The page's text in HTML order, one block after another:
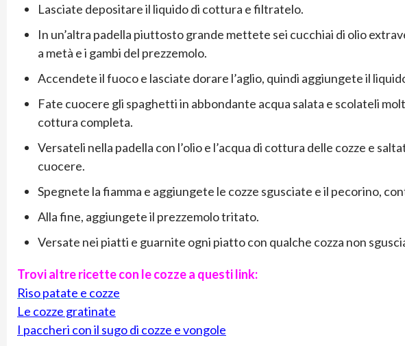
Lasciate depositare il liquido di cottura e filtratelo.
In un’altra padella piuttosto grande mettete sei cucchiai di olio
a metà e i gambi del prezzemolo.
Accendete il fuoco e lasciate dorare l’aglio, quindi aggiungete il
Fate cuocere gli spaghetti in abbondante acqua salata e scolateli
cottura completa.
Versateli nella padella con l’olio e l’acqua di cottura delle cozze e
cuocere.
Spegnete la fiamma e aggiungete le cozze sgusciate e il pecorino,
Alla fine, aggiungete il prezzemolo tritato.
Versate nei piatti e guarnite ogni piatto con qualche cozza non
Trovi altre ricette con le cozze a questi link:
Riso patate e cozze
Le cozze gratinate
I paccheri con il sugo di cozze e vongole